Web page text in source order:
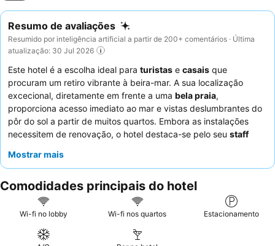
Resumo de avaliações
Resumido por inteligência artificial a partir de 200+ comentários · Última
atualização: 30 Jul 2026
Este hotel é a escolha ideal para turistas e casais que
procuram um retiro vibrante à beira-mar. A sua localização
excecional, diretamente em frente a uma bela praia,
proporciona acesso imediato ao mar e vistas deslumbrantes do
pôr do sol a partir de muitos quartos. Embora as instalações
necessitem de renovação, o hotel destaca-se pelo seu staff
se esforça consistentemente para garantir uma estadia
a disponibilidade da equipa, que até oferece transporte para o
ferry. Para a melhor experiência, considere pedir um quarto com
varandapara desfrutar plenamente da paisagem pitoresca.
Mostrar mais
Comodidades principais do hotel
Wi-fi no lobby Wi-fi nos quartos Estacionamento